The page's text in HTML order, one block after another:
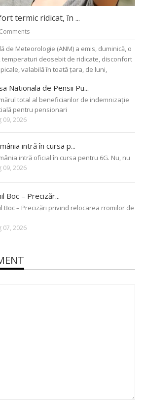
termic ridicat, în ...
de Meteorologie (ANM) a emis, duminică, o
temperaturi deosebit de ridicate, disconfort
valabilă în toată țara, de luni,
Nationala de Pensii Pu...
total al beneficiarilor de indemnizație
pentru pensionari
09, 2026
intră în cursa p...
intră oficial în cursa pentru 6G. Nu, nu
09, 2026
Boc – Precizăr...
Boc – Precizări privind relocarea rromilor de
07, 2026